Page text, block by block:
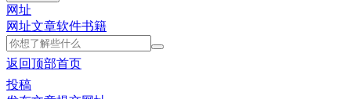
网址
网址文章软件书籍
返回顶部首页
投稿